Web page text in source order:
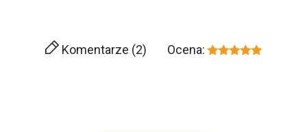
Komentarze (2) Ocena: